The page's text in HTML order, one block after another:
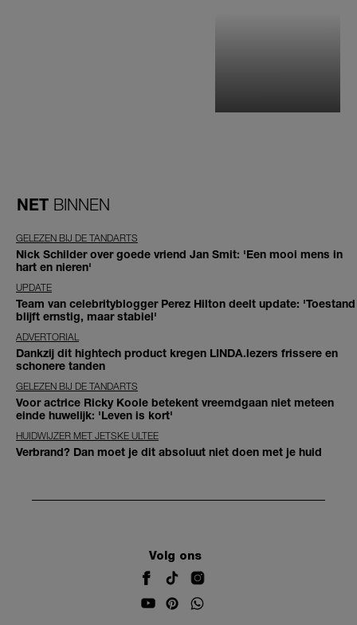
NET BINNEN
GELEZEN BIJ DE TANDARTS
Nick Schilder over goede vriend Jan Smit: 'Een mooi mens in
hart en nieren'
UPDATE
Team van celebrityblogger Perez Hilton deelt update: 'Toestand
blijft ernstig, maar stabiel'
ADVERTORIAL
Dankzij dit hightech product kregen LINDA.lezers frissere en
schonere tanden
GELEZEN BIJ DE TANDARTS
Voor actrice Ricky Koole betekent vreemdgaan niet meteen
einde huwelijk: 'Leven is kort'
HUIDWIJZER MET JETSKE ULTEE
Verbrand? Dan moet je dit absoluut niet doen met je huid
Volg ons